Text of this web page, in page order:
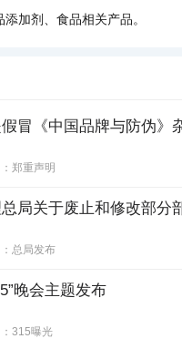
加剂、食品相关产品。
冒《中国品牌与防伪》
郑重声明
局关于废止和修改部分
总局发布
晚会主题发布
315曝光